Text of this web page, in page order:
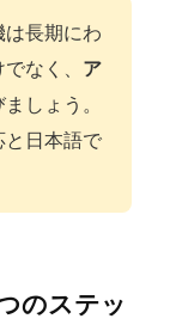
長期にわ
なく、 ア
しょう。
日本語で
のステッ